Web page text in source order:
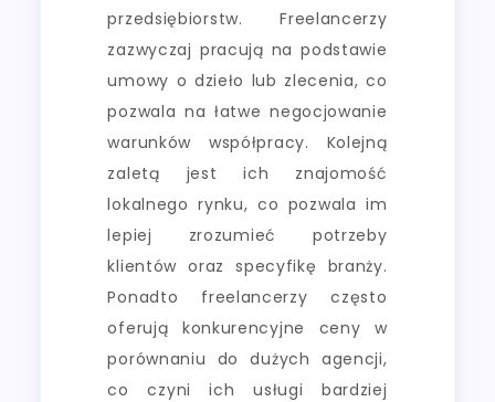
przedsiębiorstw. Freelancerzy
zazwyczaj pracują na podstawie
umowy o dzieło lub zlecenia, co
pozwala na łatwe negocjowanie
warunków współpracy. Kolejną
zaletą jest ich znajomość
lokalnego rynku, co pozwala im
lepiej zrozumieć potrzeby
klientów oraz specyfikę branży.
Ponadto freelancerzy często
oferują konkurencyjne ceny w
porównaniu do dużych agencji,
co czyni ich usługi bardziej